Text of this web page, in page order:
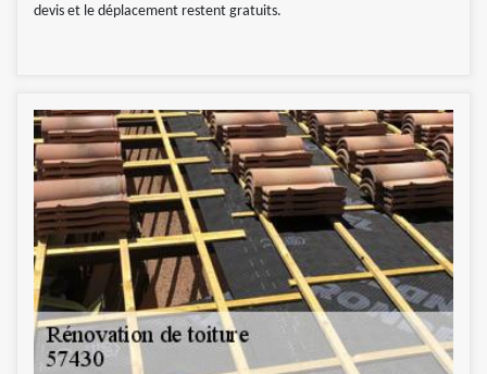
devis et le déplacement restent gratuits.